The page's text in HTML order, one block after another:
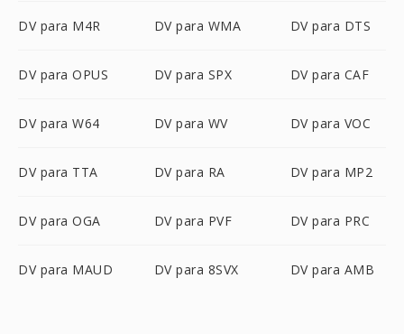
DV para M4R DV para WMA DV para DTS
DV para OPUS DV para SPX DV para CAF
DV para W64 DV para WV DV para VOC
DV para TTA DV para RA DV para MP2
DV para OGA DV para PVF DV para PRC
DV para MAUD DV para 8SVX DV para AMB